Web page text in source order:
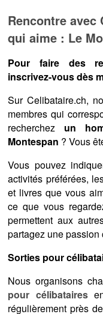
Rencontre
qui aime : Le
Pour faire des
inscrivez-vous dès
Sur Celibataire.ch,
membres qui
recherchez un
Montespan ? Vous
Vous pouvez
activités préférées,
et livres que vous
ce que vous
permettent aux
partagez une passion
Sorties pour
Nous organisons
pour célibatairesen
régulièrement près